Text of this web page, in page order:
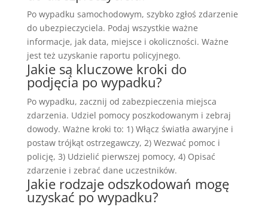
Po wypadku samochodowym, szybko zgłoś zdarzenie
do ubezpieczyciela. Podaj wszystkie ważne
informacje, jak data, miejsce i okoliczności. Ważne
jest też uzyskanie raportu policyjnego.
Jakie są kluczowe kroki do
podjęcia po wypadku?
Po wypadku, zacznij od zabezpieczenia miejsca
zdarzenia. Udziel pomocy poszkodowanym i zebraj
dowody. Ważne kroki to: 1) Włącz światła awaryjne i
postaw trójkąt ostrzegawczy, 2) Wezwać pomoc i
policję, 3) Udzielić pierwszej pomocy, 4) Opisać
zdarzenie i zebrać dane uczestników.
Jakie rodzaje odszkodowań mogę
uzyskać po wypadku?